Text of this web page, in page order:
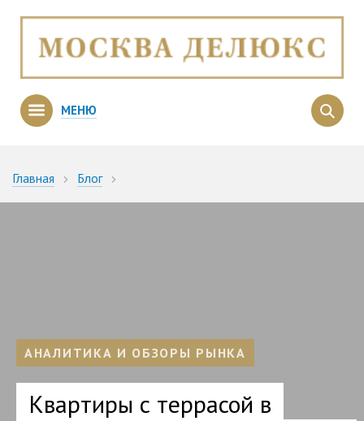
МЕНЮ
Главная Блог
АНАЛИТИКА И ОБЗОРЫ РЫНКА
Квартиры с террасой в